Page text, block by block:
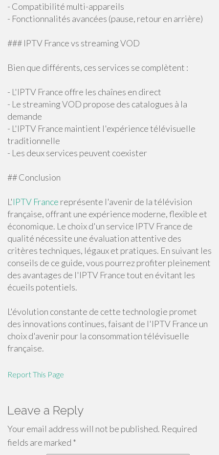
- Compatibilité multi-appareils
- Fonctionnalités avancées (pause, retour en arrière)
### IPTV France vs streaming VOD
Bien que différents, ces services se complètent :
- L'IPTV France offre les chaînes en direct
- Le streaming VOD propose des catalogues à la
demande
- L'IPTV France maintient l'expérience télévisuelle
traditionnelle
- Les deux services peuvent coexister
## Conclusion
L'IPTV France représente l'avenir de la télévision
française, offrant une expérience moderne, flexible et
économique. Le choix d'un service IPTV France de
qualité nécessite une évaluation attentive des
critères techniques, légaux et pratiques. En suivant les
conseils de ce guide, vous pourrez profiter pleinement
des avantages de l'IPTV France tout en évitant les
écueils potentiels.
L'évolution constante de cette technologie promet
des innovations continues, faisant de l'IPTV France un
choix d'avenir pour la consommation télévisuelle
française.
Report This Page
Leave a Reply
Your email address will not be published. Required
fields are marked *